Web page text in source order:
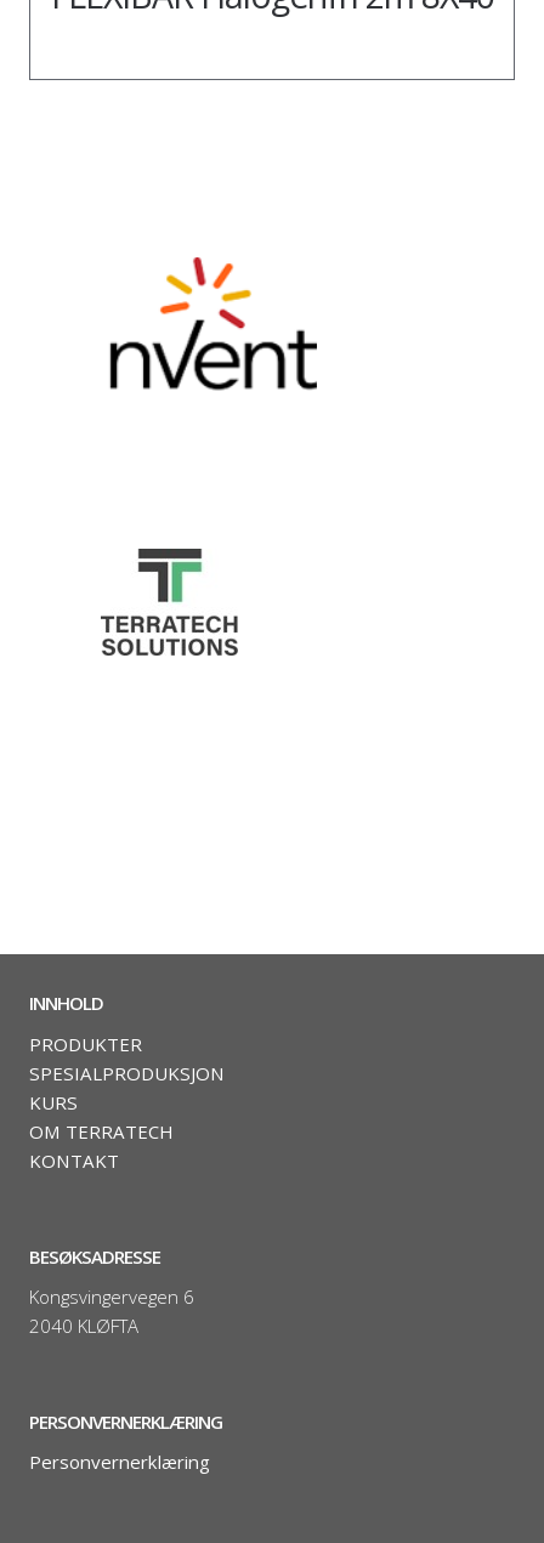
INNHOLD
PRODUKTER
SPESIALPRODUKSJON
KURS
OM TERRATECH
KONTAKT
BESØKSADRESSE
Kongsvingervegen 6
2040 KLØFTA
PERSONVERNERKLÆRING
Personvernerklæring